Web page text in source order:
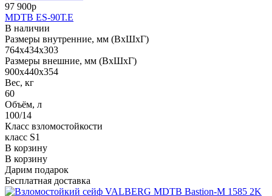
97 900р
MDTB ES-90Т.Е
В наличии
Размеры внутренние, мм (ВхШхГ)
764x434x303
Размеры внешние, мм (ВхШхГ)
900x440x354
Вес, кг
60
Объём, л
100/14
Класс взломостойкости
класс S1
В корзину
В корзину
Дарим подарок
Бесплатная доставка